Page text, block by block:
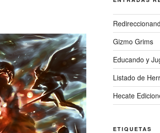
Gizmo Grims
Educando y
Listado de
Hecate
ETIQUETAS